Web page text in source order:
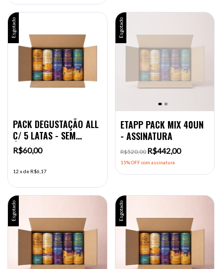
Esgotado
PACK DEGUSTAÇÃO ALL
C/ 5 LATAS - SEM
ÁLCOOL
R$60,00
12 xde R$6,17
Esgotado
ETAPP PACK MIX 40UN
- ASSINATURA
R$520,00 R$442,00
15% OFFcom assinatura
Esgotado Esgotado